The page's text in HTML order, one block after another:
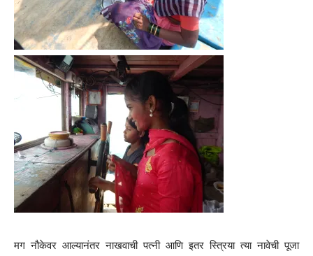
मग नौकेवर आल्यानंतर नाखवाची पत्नी आणि इतर स्त्रिया त्या नावेची पूजा